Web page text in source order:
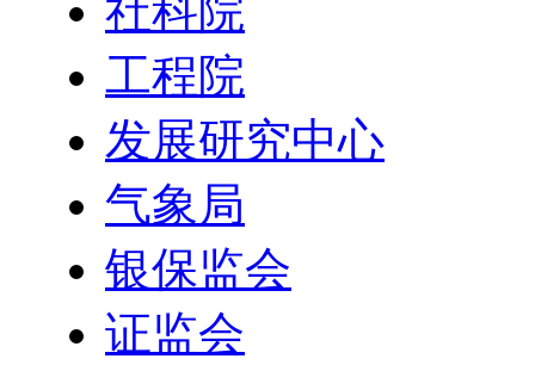
社科院
工程院
发展研究中心
气象局
银保监会
证监会